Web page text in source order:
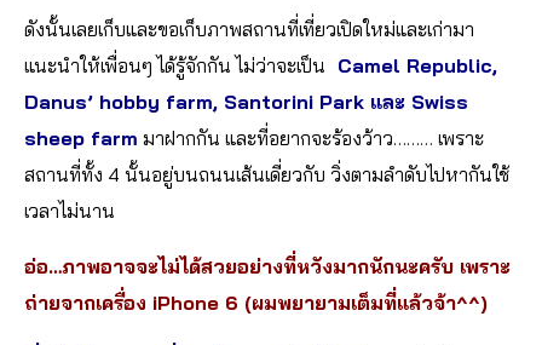
ดังนั้นเลยเก็บและขอเก็บภาพสถานที่เที่ยวเปิดใหม่และเก่ามา
แนะนำให้เพื่อนๆ ได้รู้จักกัน ไม่ว่าจะเป็น Camel Republic,
Danus’ hobby farm, Santorini Park และ Swiss
sheep farm มาฝากกัน และที่อยากจะร้องว้าว……… เพราะ
สถานที่ทั้ง 4 นั้นอยู่บนถนนเส้นเดี่ยวกับ วิ่งตามลำดับไปหากันใช้
เวลาไม่นาน
อ่อ…ภาพอาจจะไม่ได้สวยอย่างที่หวังมากนักนะครับ เพราะ
ถ่ายจากเครื่อง iPhone 6 (ผมพยายามเต็มที่แล้วจ้า^^)